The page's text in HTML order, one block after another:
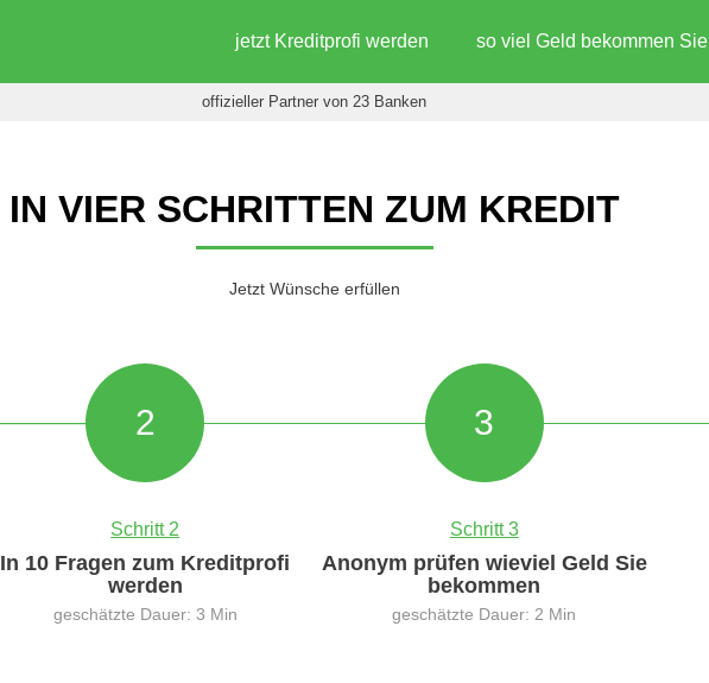
jetzt Kreditprofi werden so viel Geld bekommen Sie
offizieller Partner von 23 Banken
IN VIER SCHRITTEN ZUM KREDIT
Jetzt Wünsche erfüllen
2
Schritt 2
In 10 Fragen zum Kreditprofi
werden
geschätzte Dauer: 3 Min
3
Schritt 3
Anonym prüfen wieviel Geld Sie
bekommen
geschätzte Dauer: 2 Min